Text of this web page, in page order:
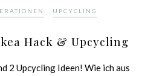
UPCYCLING
Hack & Upcycling
2 Upcycling Ideen! Wie ich aus